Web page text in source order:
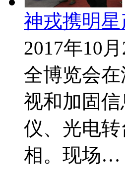
神戎携明
2017年10
全博览会
视和加固
仪、光电
相。现场…